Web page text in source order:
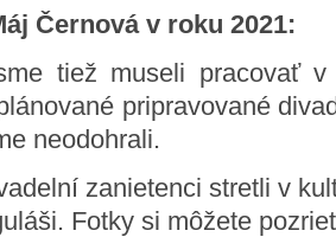
Černová v roku 2021:
tiež museli pracovať v
pripravované
neodohrali.
zanietenci stretli v
Fotky si môžete